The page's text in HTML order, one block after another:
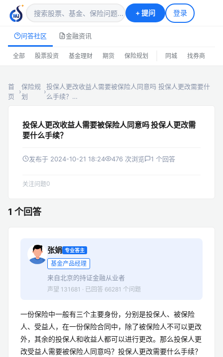
+提问 登录
问答社区 金融资讯
全部 股票投资 基金理财 期货 保险规划 同城 找券商
首
页
›
保险规
划
›
投保人更改收益人需要被保险人同意吗 投保人更改需要什
么手续？…
投保人更改收益人需要被保险人同意吗 投保人更改需
要什么手续？
发布于 2024-10-21 18:24 476 次浏览 1 个回答
关注问题0
1 个回答
张娟 专业答主
基金产品经理
来自北京的持证金融从业者
声望 131681 · 已回答 66281 个问题
一份保险中一般有三个主要身份，分别是投保人、被保险
人、受益人，在一份保险合同中，除了被保险人不可以更改
外，其余的投保人和收益人都可以进行更改。那么投保人更
改受益人需要被保险人同意吗？投保人更改需要什么手续？